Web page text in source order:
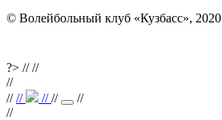
© Волейбольный клуб «Кузбасс», 2020
?> ////
//
//// ////
//
//